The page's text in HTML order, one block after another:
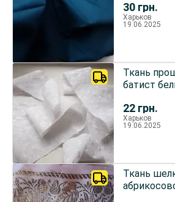
30 грн.
кусков
Харьков
19.06.2025
22 грн.
Ткань
батист
куска For
Харьков
19.06.2025
Ткань